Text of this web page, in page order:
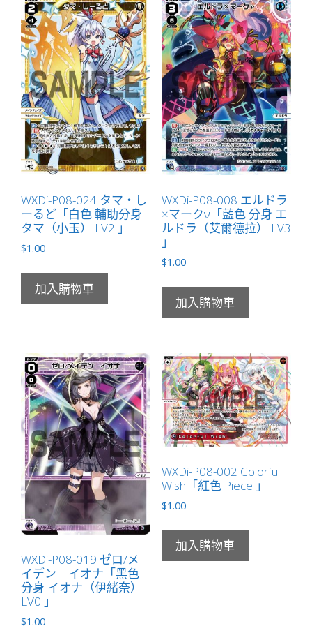
マ
ー
ク
０
「藍
色
分
身
エ
ル
ラ
（艾
爾
德
拉）
LV0
」
WXDi-P08-024 タマ・し
ーるど「白色 輔助分身
タマ（小玉） LV2 」
$1.00
加入購物車
WXDi-P08-008 エルドラ
×マークν「藍色 分身 エ
ルドラ（艾爾德拉） LV3
」
$1.00
加入購物車
WXDi-P08-019 ゼロ/メ
イデン イオナ「黑色
分身 イオナ（伊緒奈）
LV0 」
$1.00
WXDi-P08-002 Colorful
Wish「紅色 Piece 」
$1.00
加入購物車